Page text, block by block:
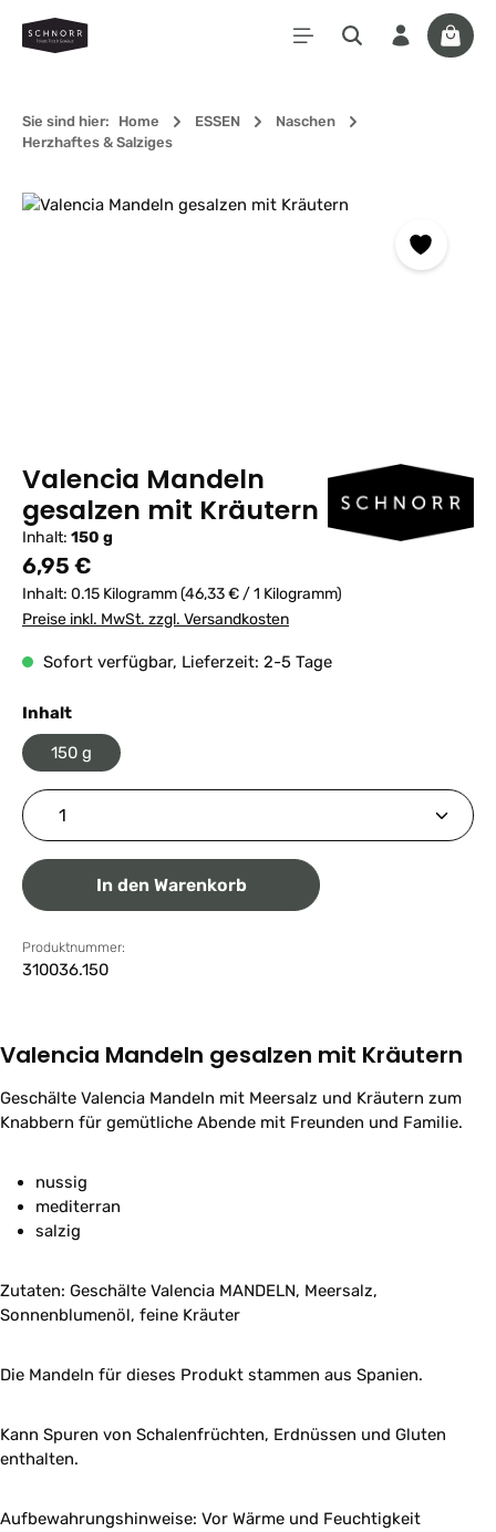
Zum Hauptinhalt springen
Sie sind hier: Home ESSEN
Naschen
Herzhaftes & Salziges
Bildergalerie überspringen
Valencia Mandeln
gesalzen mit Kräutern
Inhalt: 150 g
Regulärer Preis:
6,95 €
Inhalt: 0.15 Kilogramm(46,33 € / 1 Kilogramm)
Preise inkl. MwSt. zzgl. Versandkosten
Sofort verfügbar, Lieferzeit: 2-5 Tage
Inhaltauswählen
150 g
Produkt Anzahl: Gib den gewünschten Wert ein
In den Warenkorb
Produktnummer:
310036.150
Valencia Mandeln gesalzen mit Kräutern
Geschälte Valencia Mandeln mit Meersalz und Kräutern zum
Knabbern für gemütliche Abende mit Freunden und Familie.
nussig
mediterran
salzig
Zutaten: Geschälte Valencia MANDELN, Meersalz,
Sonnenblumenöl, feine Kräuter
Die Mandeln für dieses Produkt stammen aus Spanien.
Kann Spuren von Schalenfrüchten, Erdnüssen und Gluten
enthalten.
Aufbewahrungshinweise: Vor Wärme und Feuchtigkeit